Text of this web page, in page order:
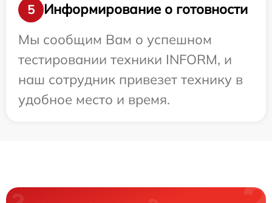
5
Информирование о готовности
Мы сообщим Вам о успешном
тестировании техники INFORM, и
наш сотрудник привезет технику в
удобное место и время.